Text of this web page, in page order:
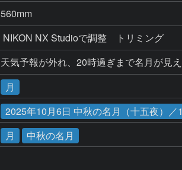
560mm
NIKON NX Studioで調整　トリミング
天気予報が外れ、20時過ぎまで名月が見
月
2025年10月6日 中秋の名月（十五夜）
月 中秋の名月